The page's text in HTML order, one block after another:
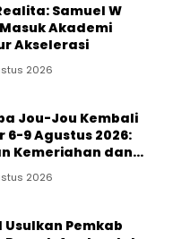
Samuel W
Akademi
Akselerasi
2026
Jou-Jou Kembali
6-9 Agustus 2026:
Kemeriahan dan
2026
Usulkan Pemkab